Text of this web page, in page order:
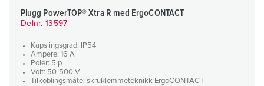
Plugg PowerTOP® Xtra R med ErgoCONTACT
Delnr. 13597
Kapslingsgrad: IP54
Ampere: 16 A
Poler: 5 p
Volt: 50-500 V
Tilkoblingsmåte: skruklemmeteknikk ErgoCONTACT